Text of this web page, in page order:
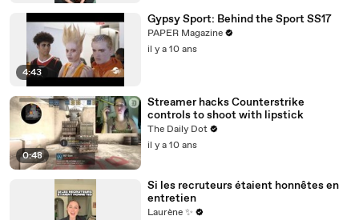
4:43
Gypsy Sport: Behind the Sport SS17
PAPER Magazine
il y a 10 ans
0:48
Streamer hacks Counterstrike
controls to shoot with lipstick
The Daily Dot
il y a 10 ans
Si les recruteurs étaient honnêtes en
entretien
Laurène ✨